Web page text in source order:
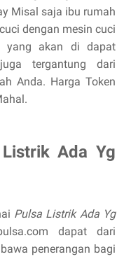
Misal saja ibu rumah
dengan mesin cuci
yang akan di dapat
tergantung dari
Anda. Harga Token
Ada Yg
Pulsa Listrik Ada Yg
dapat dari
penerangan bagi